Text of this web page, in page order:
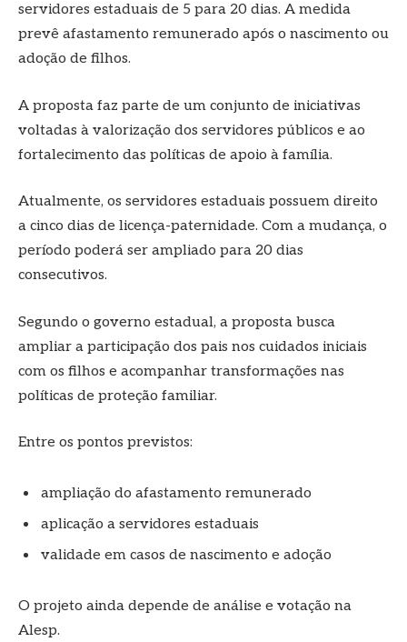
servidores estaduais de 5 para 20 dias. A medida
prevê afastamento remunerado após o nascimento ou
adoção de filhos.
A proposta faz parte de um conjunto de iniciativas
voltadas à valorização dos servidores públicos e ao
fortalecimento das políticas de apoio à família.
Atualmente, os servidores estaduais possuem direito
a cinco dias de licença-paternidade. Com a mudança, o
período poderá ser ampliado para 20 dias
consecutivos.
Segundo o governo estadual, a proposta busca
ampliar a participação dos pais nos cuidados iniciais
com os filhos e acompanhar transformações nas
políticas de proteção familiar.
Entre os pontos previstos:
ampliação do afastamento remunerado
aplicação a servidores estaduais
validade em casos de nascimento e adoção
O projeto ainda depende de análise e votação na
Alesp.